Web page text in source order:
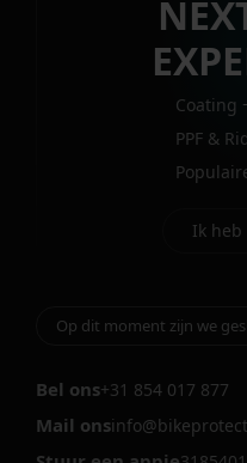
Coating
PPF &
Ik heb
Op dit moment zijn we
Bel ons+31 854 017 877
Mail ons